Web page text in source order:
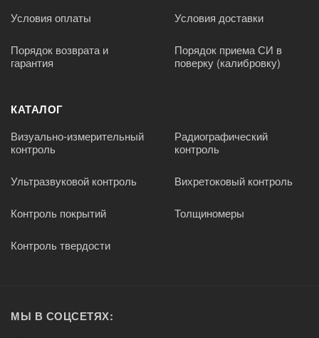
Условия оплаты Условия доставки
Порядок возврата и
гарантия
Порядок приема СИ в
поверку (калибровку)
КАТАЛОГ
Визуально-измерительный
контроль
Радиографический
контроль
Ультразвуковой контроль Вихретоковый контроль
Контроль покрытий Толщиномеры
Контроль твердости
МЫ В СОЦСЕТЯХ: